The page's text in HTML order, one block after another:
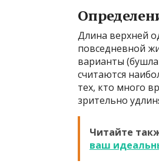
Длина верхней
повседневной
варианты
считаются
тех, кто много
зрительно
Читайте
ваш